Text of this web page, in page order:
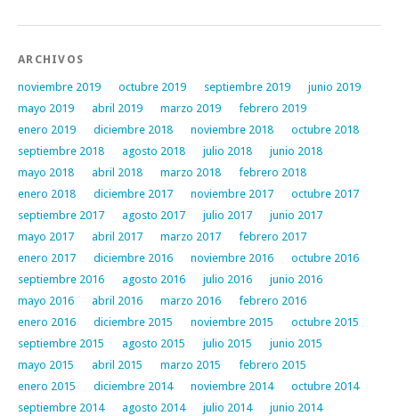
ARCHIVOS
noviembre 2019 octubre 2019 septiembre 2019
junio 2019
mayo 2019
abril 2019 marzo 2019
febrero 2019
enero 2019
diciembre 2018 noviembre 2018
octubre 2018
septiembre 2018
agosto 2018 julio 2018
junio 2018
mayo 2018
abril 2018 marzo 2018
febrero 2018
enero 2018
diciembre 2017 noviembre 2017
octubre 2017
septiembre 2017
agosto 2017 julio 2017
junio 2017
mayo 2017
abril 2017 marzo 2017
febrero 2017
enero 2017
diciembre 2016 noviembre 2016
octubre 2016
septiembre 2016
agosto 2016 julio 2016
junio 2016
mayo 2016
abril 2016 marzo 2016
febrero 2016
enero 2016
diciembre 2015 noviembre 2015
octubre 2015
septiembre 2015
agosto 2015 julio 2015
junio 2015
mayo 2015
abril 2015 marzo 2015
febrero 2015
enero 2015
diciembre 2014 noviembre 2014
octubre 2014
septiembre 2014
agosto 2014 julio 2014
junio 2014